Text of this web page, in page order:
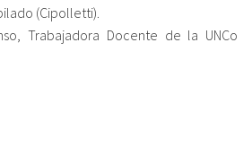
(Cipolletti).
Trabajadora Docente de la UNCo